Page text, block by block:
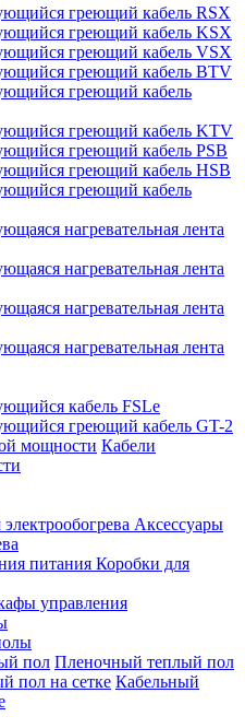
греющий кабель RSX
греющий кабель KSX
греющий кабель VSX
греющий кабель BTV
греющий кабель
греющий кабель KTV
греющий кабель PSB
греющий кабель HSB
греющий кабель
нагревательная лента
нагревательная лента
нагревательная лента
нагревательная лента
кабель FSLe
греющий кабель GT-2
Кабели
Аксессуары
Коробки для
управления
Пленочный теплый пол
Кабельный